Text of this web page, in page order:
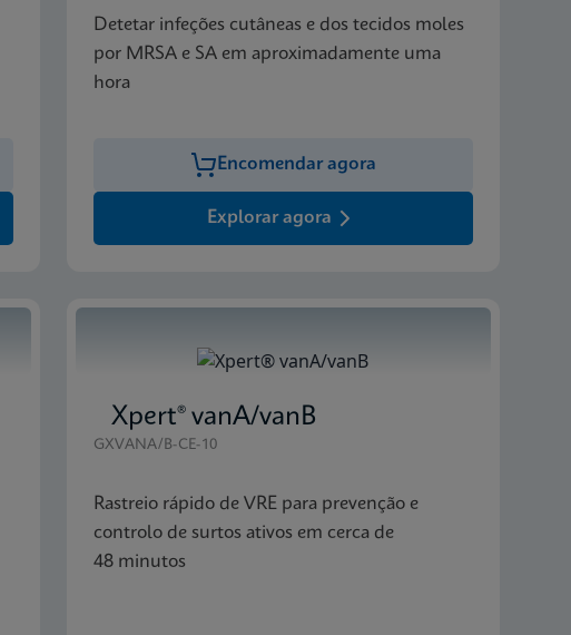
Detetar infeções cutâneas e dos tecidos moles
por MRSA e SA em aproximadamente uma
hora
Encomendar agora
Explorar agora
Xpert® vanA/vanB
GXVANA/B-CE-10
Rastreio rápido de VRE para prevenção e
controlo de surtos ativos em cerca de
48 minutos